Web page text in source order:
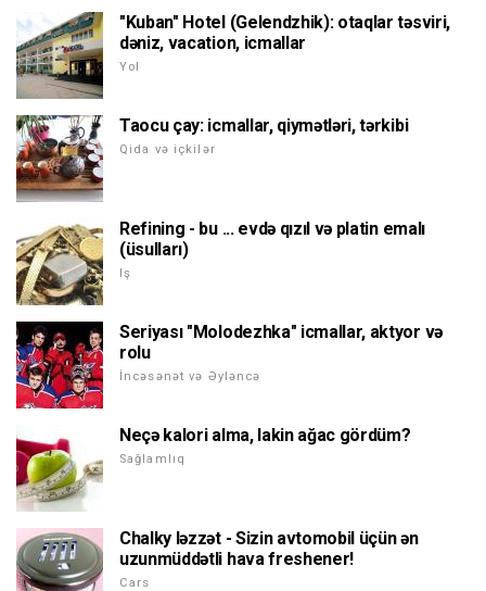
"Kuban" Hotel (Gelendzhik): otaqlar təsviri,
dəniz, vacation, icmallar
Yol
Taocu çay: icmallar, qiymətləri, tərkibi
Qida və içkilər
Refining - bu ... evdə qızıl və platin emalı
(üsulları)
Iş
Seriyası "Molodezhka" icmallar, aktyor və
rolu
İncəsənət və Əyləncə
Neçə kalori alma, lakin ağac gördüm?
Sağlamlıq
Chalky ləzzət - Sizin avtomobil üçün ən
uzunmüddətli hava freshener!
Cars